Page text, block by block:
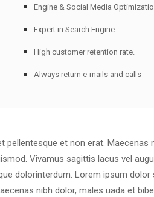
Engine & Social Media
Expert in Search Engine.
High customer retention rate.
Always return e-mails and call
et non erat. Maecenas
Vivamus sagittis lacus vel
dolorinterdum. Lorem ipsum dolor
nibh dolor, males uada et